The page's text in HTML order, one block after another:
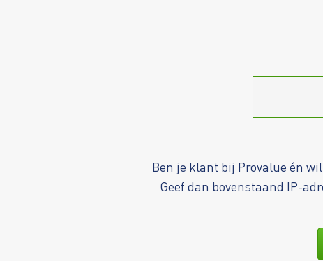
Ben je klant bij Provalue én
Geef dan bovenstaand IP-